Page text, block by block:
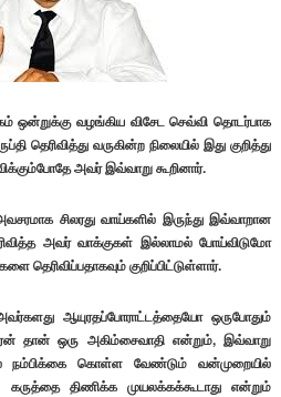
ஒன்றுக்கு வழங்கிய விசேட செவ்வி தொடர்பாக
தெரிவித்து வருகின்ற நிலையில் இது குறித்து
அவர் இவ்வாறு கூறினார்.
சிலரது வாய்களில் இருந்து இவ்வாறான
அவர் வாக்குகள் இல்லாமல் போய்விடுமோ
குறிப்பிட்டுள்ளார்.
ஆயுரதப்போராட்டத்தையோ ஒருபோதும்
தான் ஒரு அகிம்சைவாதி என்றும், இவ்வாறு
நம்பிக்கை கொள்ள வேண்டும் வன்முறையில்
திணிக்க முயலக்கக்கூடாது என்றும்